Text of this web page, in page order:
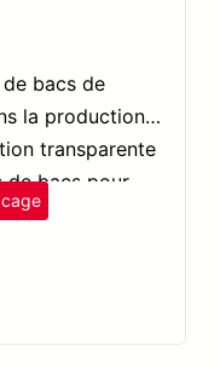
bacs de
la production
transparente
de bacs pour
matériaux.